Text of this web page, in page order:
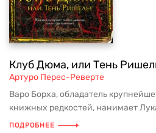
Клуб Дюма, или Тень
Артуро Перес-Реверте
Варо Борха, обладатель
книжных редкостей, нанимает
ПОДРОБНЕЕ